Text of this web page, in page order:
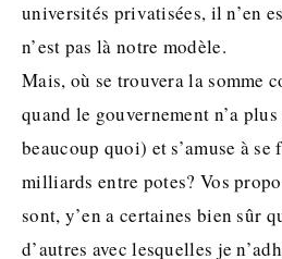
universités privatisées, il n’en
n’est pas là notre modèle.
Mais, où se trouvera la somme
quand le gouvernement n’a
beaucoup quoi) et s’amuse à
milliards entre potes? Vos
sont, y’en a certaines bien sûr
d’autres avec lesquelles je